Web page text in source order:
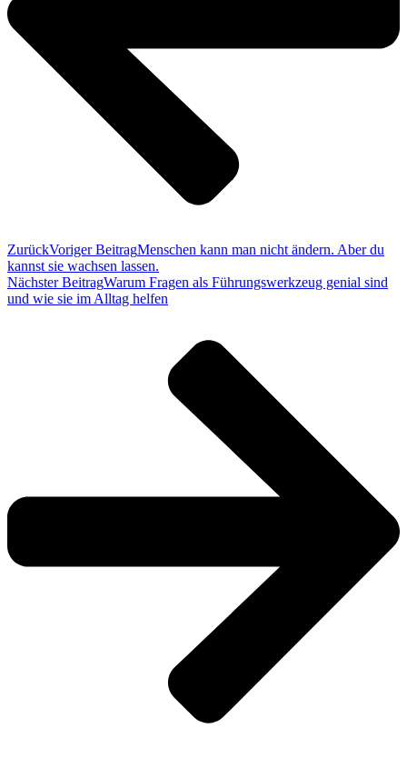
ZurückVoriger BeitragMenschen kann man nicht ändern. Aber du
kannst sie wachsen lassen.
Nächster BeitragWarum Fragen als Führungswerkzeug genial sind
und wie sie im Alltag helfen